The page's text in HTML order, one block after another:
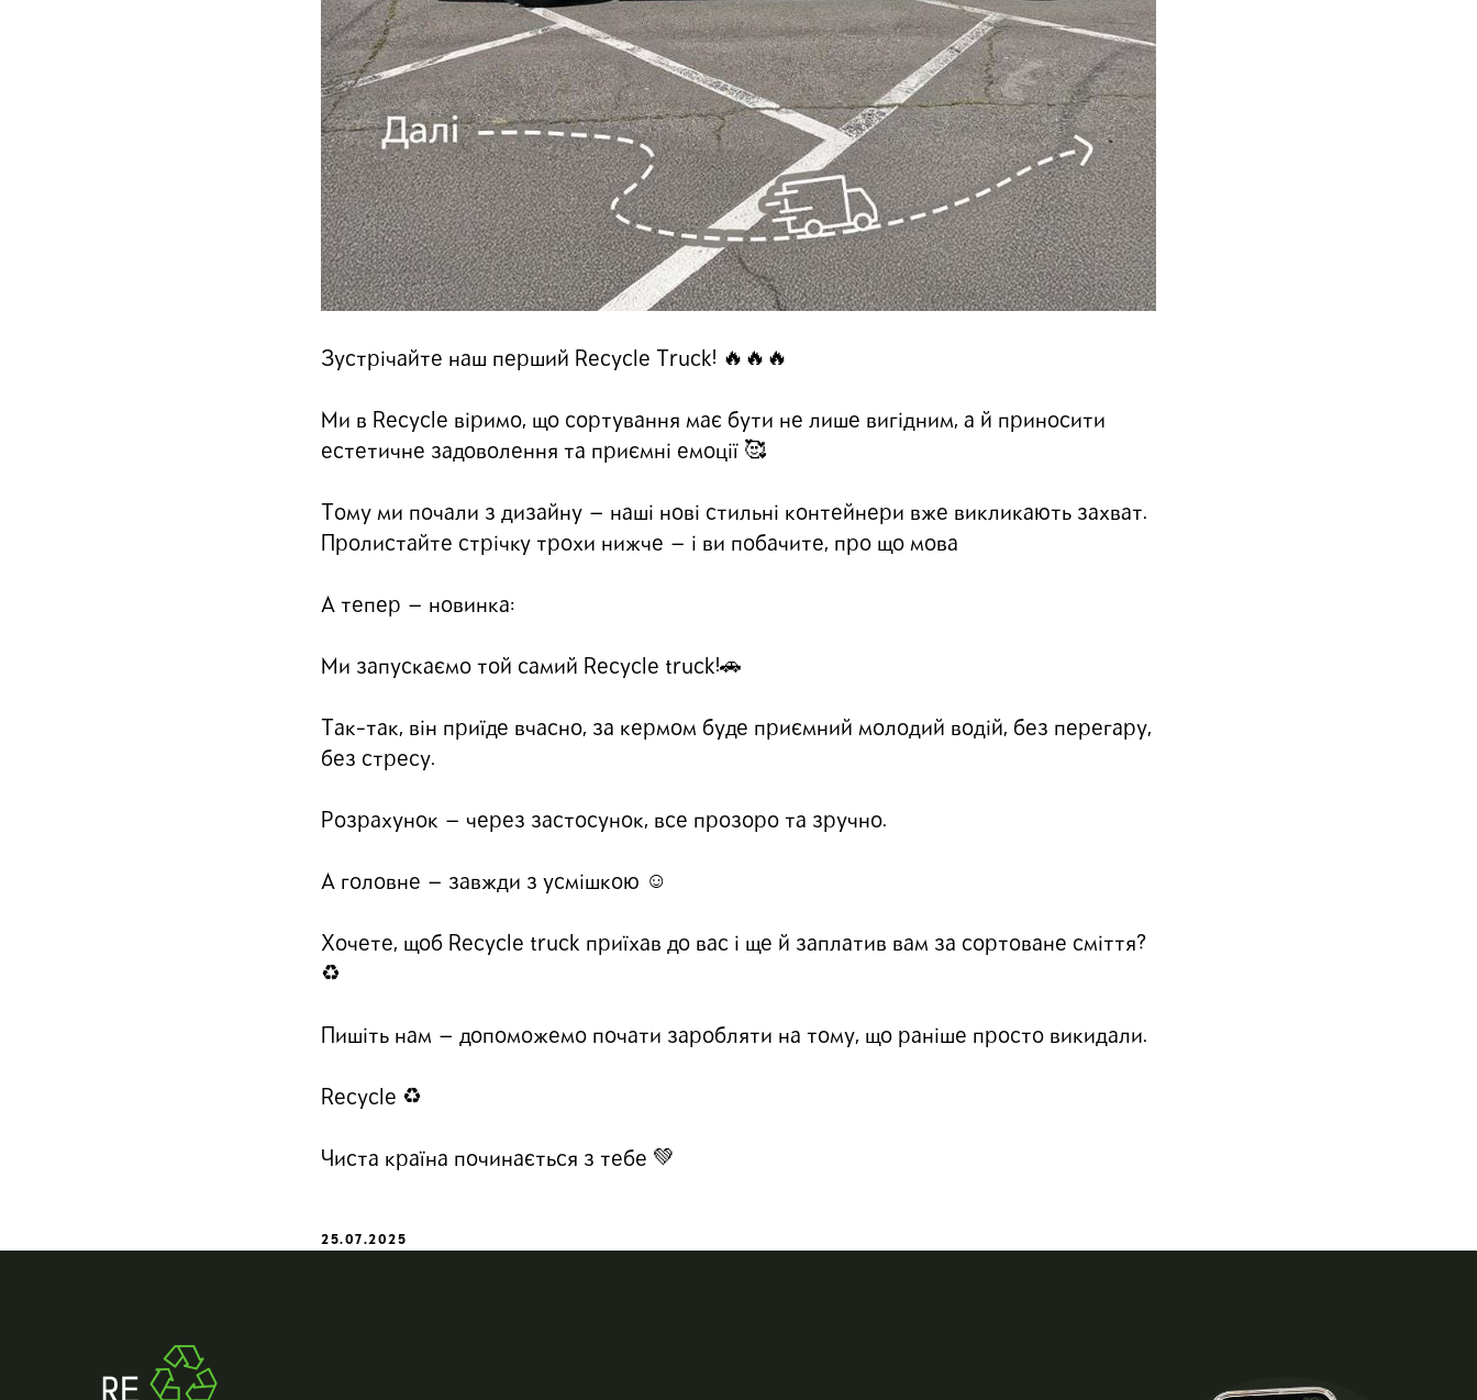
Зустрічайте наш перший Recycle Truck! 🔥🔥🔥
Ми в Recycle віримо, що сортування має бути не лише вигідним, а й приносити
естетичне задоволення та приємні емоції 🥰
Тому ми почали з дизайну — наші нові стильні контейнери вже викликають захват.
Пролистайте стрічку трохи нижче — і ви побачите, про що мова
А тепер — новинка:
Ми запускаємо той самий Recycle truck!🚗
Так-так, він приїде вчасно, за кермом буде приємний молодий водій, без перегару,
без стресу.
Розрахунок — через застосунок, все прозоро та зручно.
А головне — завжди з усмішкою ☺️
Хочете, щоб Recycle truck приїхав до вас і ще й заплатив вам за сортоване сміття?
♻️
Пишіть нам — допоможемо почати заробляти на тому, що раніше просто викидали.
Recycle ♻️
Чиста країна починається з тебе 💚
25.07.2025